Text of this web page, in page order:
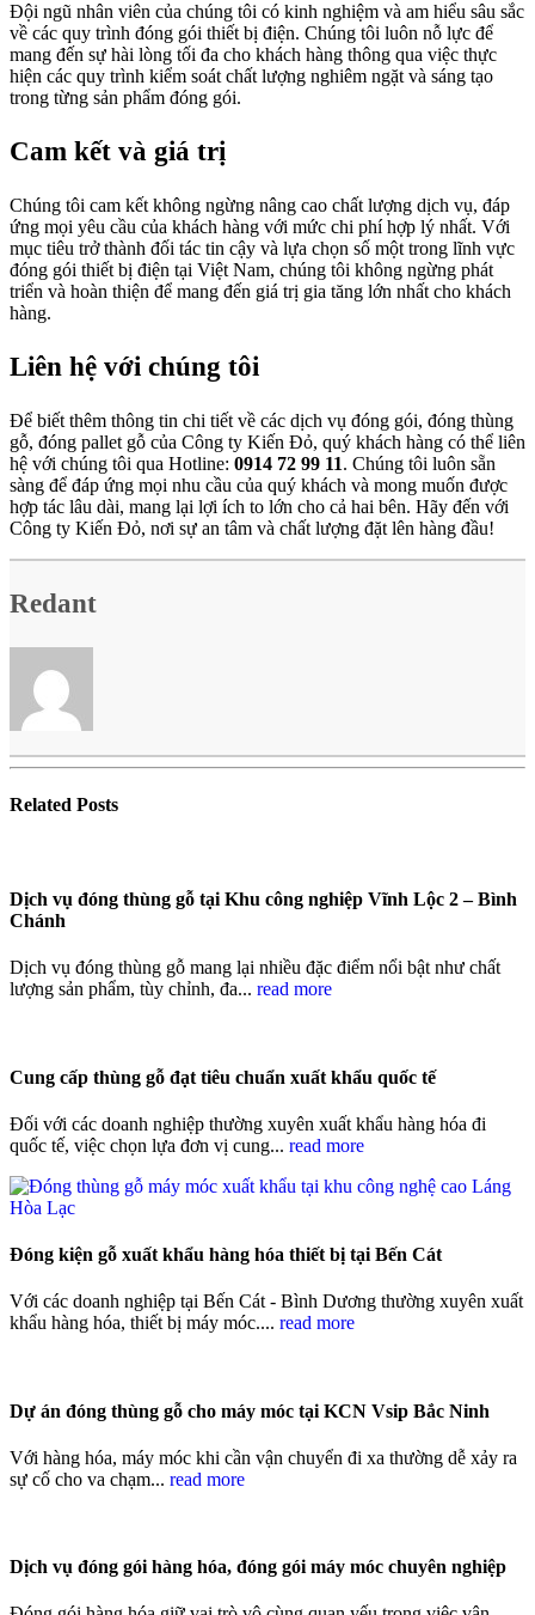
Đội ngũ nhân viên của chúng tôi có kinh nghiệm và am hiểu sâu sắc
về các quy trình đóng gói thiết bị điện. Chúng tôi luôn nỗ lực để
mang đến sự hài lòng tối đa cho khách hàng thông qua việc thực
hiện các quy trình kiểm soát chất lượng nghiêm ngặt và sáng tạo
trong từng sản phẩm đóng gói.
Cam kết và giá trị
Chúng tôi cam kết không ngừng nâng cao chất lượng dịch vụ, đáp
ứng mọi yêu cầu của khách hàng với mức chi phí hợp lý nhất. Với
mục tiêu trở thành đối tác tin cậy và lựa chọn số một trong lĩnh vực
đóng gói thiết bị điện tại Việt Nam, chúng tôi không ngừng phát
triển và hoàn thiện để mang đến giá trị gia tăng lớn nhất cho khách
hàng.
Liên hệ với chúng tôi
Để biết thêm thông tin chi tiết về các dịch vụ đóng gói, đóng thùng
gỗ, đóng pallet gỗ của Công ty Kiến Đỏ, quý khách hàng có thể liên
hệ với chúng tôi qua Hotline: 0914 72 99 11. Chúng tôi luôn sẵn
sàng để đáp ứng mọi nhu cầu của quý khách và mong muốn được
hợp tác lâu dài, mang lại lợi ích to lớn cho cả hai bên. Hãy đến với
Công ty Kiến Đỏ, nơi sự an tâm và chất lượng đặt lên hàng đầu!
Redant
Related Posts
Dịch vụ đóng thùng gỗ tại Khu công nghiệp Vĩnh Lộc 2 – Bình
Chánh
Dịch vụ đóng thùng gỗ mang lại nhiều đặc điểm nổi bật như chất
lượng sản phẩm, tùy chỉnh, đa... read more
Cung cấp thùng gỗ đạt tiêu chuẩn xuất khẩu quốc tế
Đối với các doanh nghiệp thường xuyên xuất khẩu hàng hóa đi
quốc tế, việc chọn lựa đơn vị cung... read more
Đóng kiện gỗ xuất khẩu hàng hóa thiết bị tại Bến Cát
Với các doanh nghiệp tại Bến Cát - Bình Dương thường xuyên xuất
khẩu hàng hóa, thiết bị máy móc.... read more
Dự án đóng thùng gỗ cho máy móc tại KCN Vsip Bắc Ninh
Với hàng hóa, máy móc khi cần vận chuyển đi xa thường dễ xảy ra
sự cố cho va chạm... read more
Dịch vụ đóng gói hàng hóa, đóng gói máy móc chuyên nghiệp